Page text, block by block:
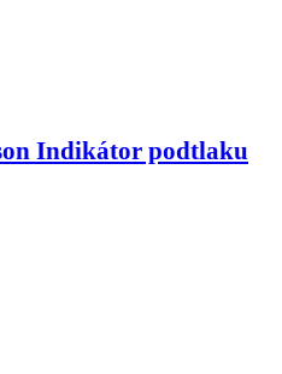
Indikátor podtlaku